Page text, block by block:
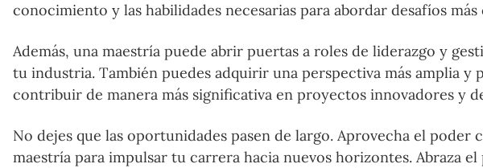
conocimiento y las habilidades necesarias para abordar desafíos
Además, una maestría puede abrir puertas a roles de liderazgo y
tu industria. También puedes adquirir una perspectiva más amplia
contribuir de manera más significativa en proyectos innovadores y
No dejes que las oportunidades pasen de largo. Aprovecha el
maestría para impulsar tu carrera hacia nuevos horizontes. Abraza